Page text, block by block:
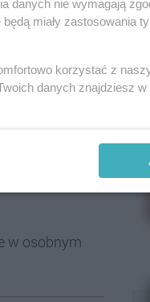
i
93
w tyskiej
z domu
w osobnym
danych nie wymagają
miały zastosowania
korzystać z
danych znajdziesz w